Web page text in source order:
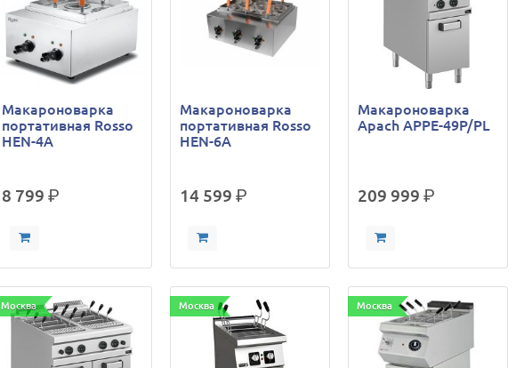
Макароноварка
портативная Rosso
HEN-4A
8 799р.
Макароноварка
портативная Rosso
HEN-6A
14 599 р.
Макароноварка
Apach APPE-49P/PL
209 999 р.
Москва Москва Москва